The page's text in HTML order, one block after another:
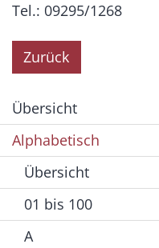
Tel.: 09295/1268
Zurück
Übersicht
Alphabetisch
Übersicht
01 bis 100
A